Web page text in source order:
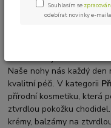
Péče o nohy
Péče o nohy a ruce –
Naše nohy nás každý
kvalitní péči. V kategorii
přírodní kosmetiku, která
ztvrdlou pokožku
krémy, balzámy na
Souhlasím se
odebírat novinky e-